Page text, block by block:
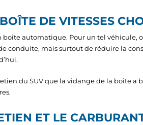
DE VITESSES
boîte automatique. Pour un tel
mais surtout de réduire la
du SUV que la vidange de la boîte
ET LE